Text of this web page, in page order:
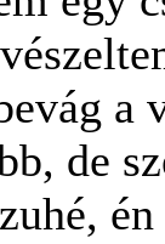
de